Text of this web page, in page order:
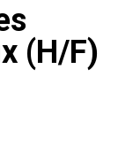
(H/F)